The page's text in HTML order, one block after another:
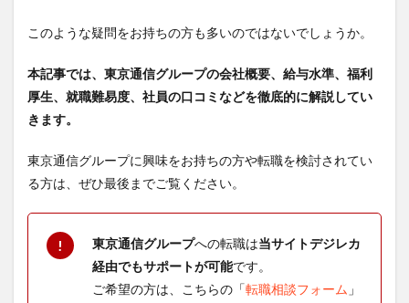
このような疑問をお持ちの方も多いのではないでしょうか。
本記事では、東京通信グループの会社概要、給与水準、福利
厚生、就職難易度、社員の口コミなどを徹底的に解説してい
きます。
東京通信グループに興味をお持ちの方や転職を検討されてい
る方は、ぜひ最後までご覧ください。
! 東京通信グループへの転職は当サイトデジレカ
経由でもサポートが可能です。
ご希望の方は、こちらの「転職相談フォーム 」